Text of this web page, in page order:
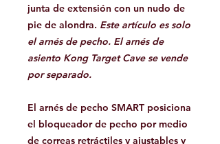
junta de extensión con un nudo de
pie de alondra. Este artículo es solo
el arnés de pecho. El arnés de
asiento Kong Target Cave se vende
por separado.
El arnés de pecho SMART posiciona
el bloqueador de pecho por medio
de correas retráctiles y ajustables y